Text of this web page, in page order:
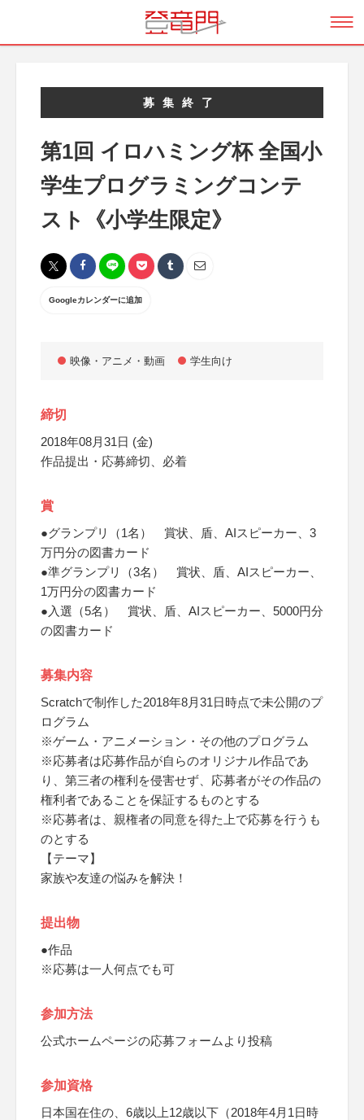
募集終了
第1回 イロハミング杯 全国小
学生プログラミングコンテ
スト《小学生限定》
Googleカレンダーに追加
映像・アニメ・動画 学生向け
締切
2018年08月31日 (金)
作品提出・応募締切、必着
賞
●グランプリ（1名） 賞状、盾、AIスピーカー、3
万円分の図書カード
●準グランプリ（3名） 賞状、盾、AIスピーカー、
1万円分の図書カード
●入選（5名） 賞状、盾、AIスピーカー、5000円分
の図書カード
募集内容
Scratchで制作した2018年8月31日時点で未公開のプ
ログラム
※ゲーム・アニメーション・その他のプログラム
※応募者は応募作品が自らのオリジナル作品であ
り、第三者の権利を侵害せず、応募者がその作品の
権利者であることを保証するものとする
※応募者は、親権者の同意を得た上で応募を行うも
のとする
【テーマ】
家族や友達の悩みを解決！
提出物
●作品
※応募は一人何点でも可
参加方法
公式ホームページの応募フォームより投稿
参加資格
日本国在住の、6歳以上12歳以下（2018年4月1日時